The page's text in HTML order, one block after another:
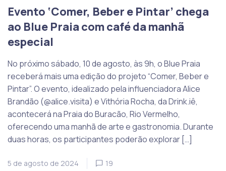
Evento ‘Comer, Beber e Pintar’ chega
ao Blue Praia com café da manhã
especial
No próximo sábado, 10 de agosto, às 9h, o Blue Praia
receberá mais uma edição do projeto “Comer, Beber e
Pintar”. O evento, idealizado pela influenciadora Alice
Brandão (@alice.visita) e Vithória Rocha, da Drink.iê,
acontecerá na Praia do Buracão, Rio Vermelho,
oferecendo uma manhã de arte e gastronomia. Durante
duas horas, os participantes poderão explorar […]
5 de agosto de 2024 19